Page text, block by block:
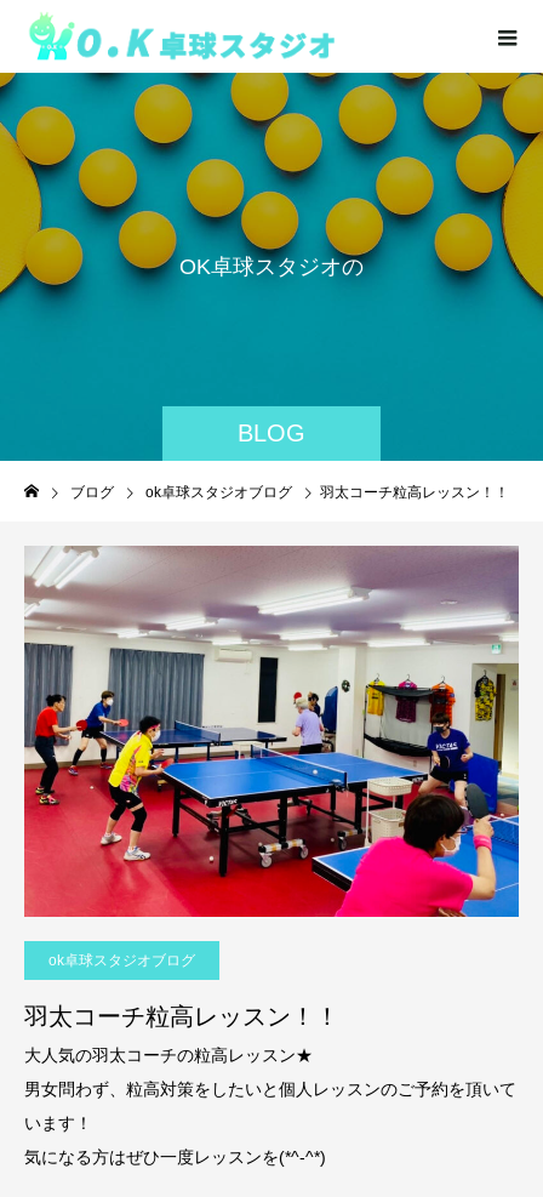
BLOG
OK卓球スタ ジオの
ブログ ok卓球スタジオブログ 羽太コーチ粒高レッスン！！
ok卓球スタジオブログ
羽太コーチ粒高レッスン！！
大人気の羽太コーチの粒高レッスン★
男女問わず、粒高対策をしたいと個人レッスンのご予約を頂いて
います！
気になる方はぜひ一度レッスンを(*^-^*)